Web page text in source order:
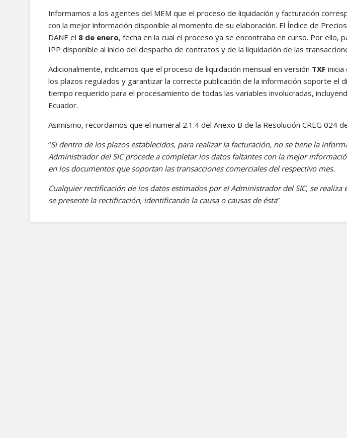
Informamos a los agentes del MEM que el proceso de liquidación y facturación
con la mejor información disponible al momento de su elaboración. El Índice de
DANE el 8 de enero, fecha en la cual el proceso ya se encontraba en curso. Por ello,
IPP disponible al inicio del despacho de contratos y de la liquidación de las
Adicionalmente, indicamos que el proceso de liquidación mensual en versión TXF inicia
los plazos regulados y garantizar la correcta publicación de la información soporte el
tiempo requerido para el procesamiento de todas las variables involucradas,
Ecuador.
Asimismo, recordamos que el numeral 2.1.4 del Anexo B de la Resolución CREG 024
“Si dentro de los plazos establecidos, para realizar la facturación, no se tiene la
Administrador del SIC procede a completar los datos faltantes con la mejor
en los documentos que soportan las transacciones comerciales del respectivo mes.
Cualquier rectificación de los datos estimados por el Administrador del SIC, se
se presente la rectificación, identificando la causa o causas de ésta”